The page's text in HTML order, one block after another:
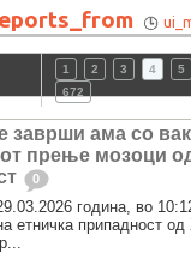
1 2 3 4
5
672
заврши ама со
прење мозоци
0
година, во
етничка припадност